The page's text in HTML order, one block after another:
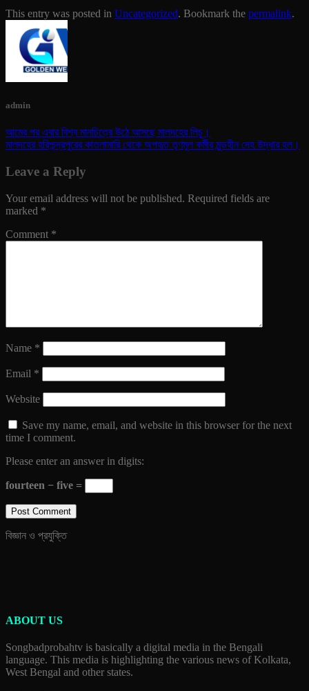
This entry was posted in Uncategorized. Bookmark the permalink.
admin
আমের পর এবার বিশ্ব মানচিত্রে উঠে আসছে মালদহের লিচু।
মালদহের হরিশ্চন্দ্রপুরের কাতলামারি থেকে অপহৃত তৃণমুল কর্মীর মুন্ডহীন দেহ উদ্ধার হল।
Leave a Reply
Your email address will not be published. Required fields are
marked *
Comment *
Name *
Email *
Website
Save my name, email, and website in this browser for the next
time I comment.
Please enter an answer in digits:
fourteen − five =
বিজ্ঞান ও প্রযুক্তি
ABOUT US
Songbadprobahtv is basically a digital media in the Bengali
language. This media is highlighting the various news of Kolkata,
West Bengal and other states.